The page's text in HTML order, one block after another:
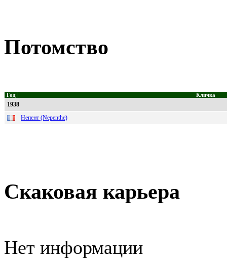
Потомство
Год Кличка
1938
Непент (Nepenthe)
Скаковая карьера
Нет информации